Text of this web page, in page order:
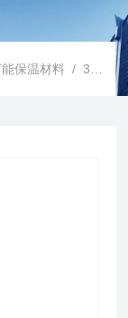
保温材料 / 300×300mm绝热材料导热系数参比板标准版